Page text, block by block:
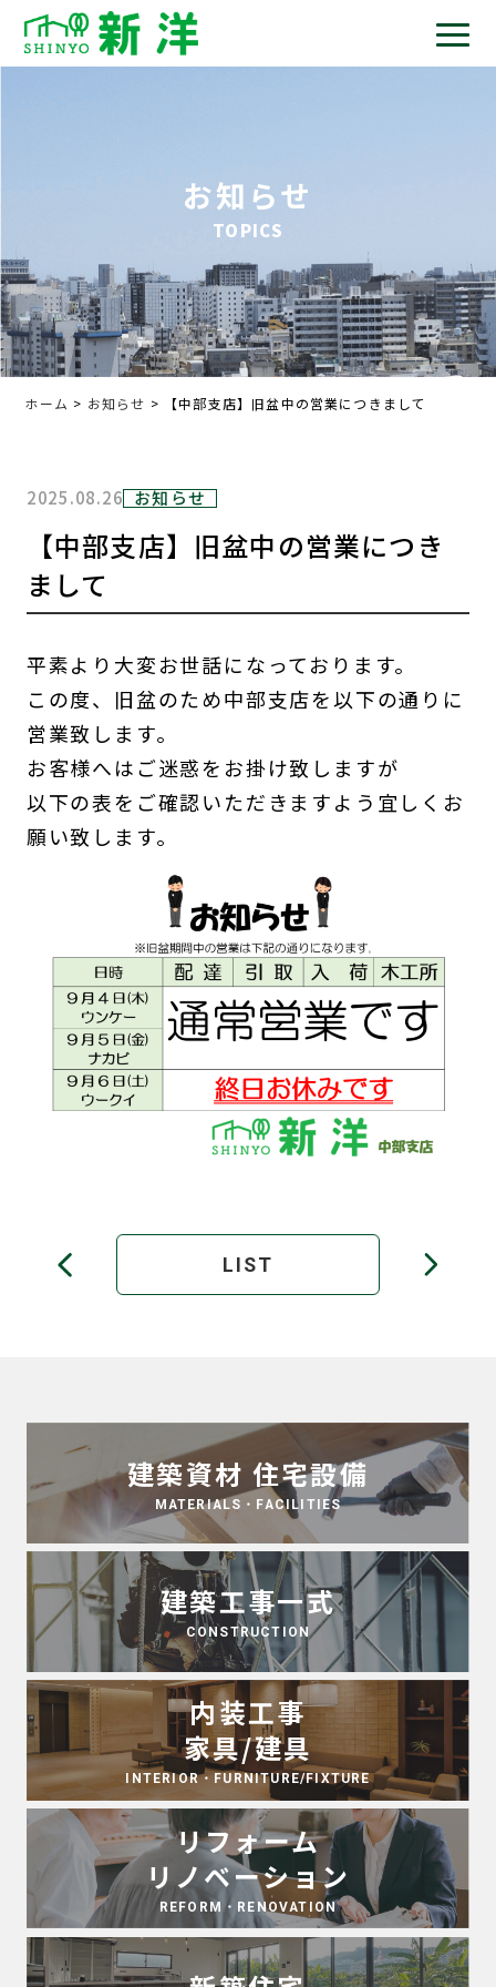
お知らせ
TOPICS
ホーム > お知らせ > 【中部支店】旧盆中の営業につきまして
2025.08.26 お知らせ
【中部支店】旧盆中の営業につき
まして
平素より大変お世話になっております。
この度、旧盆のため中部支店を以下の通りに
営業致します。
お客様へはご迷惑をお掛け致しますが
以下の表をご確認いただきますよう宜しくお
願い致します。
LIST
建築資材 住宅設備
MATERIALS・FACILITIES
建築工事一式
CONSTRUCTION
内装工事
家具/建具
INTERIOR・FURNITURE/FIXTURE
リフォーム
リノベーション
REFORM・RENOVATION